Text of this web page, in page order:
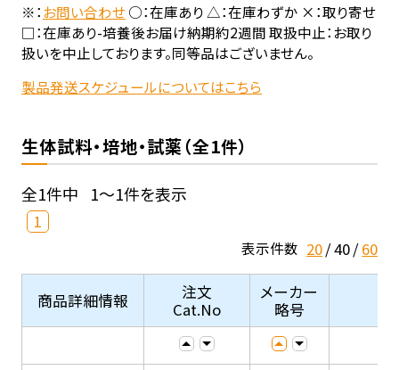
※：お問い合わせ○：在庫あり △：在庫わずか ×：取り寄せ
□：在庫あり-培養後お届け納期約2週間 取扱中止：お取り
扱いを中止しております。同等品はございません。
製品発送スケジュールについてはこちら
生体試料・培地・試薬（全1件）
全1件中 1～1件を表示
1
表示件数 20 40 60
商品詳細情報
注文
Cat.No
メーカー
略号